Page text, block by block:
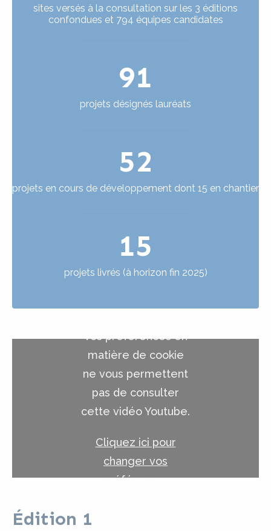
sites versés à la consultation sur les 3 éditions
confondues et 794 équipes candidates
91
projets désignés lauréats
52
projets en cours de développement dont 15 en chantier
15
projets livrés (à horizon fin 2025)
Vos préférences en
matière de cookie
ne vous permettent
pas de consulter
cette vidéo Youtube.
Cliquez ici pour
changer vos
préférences
Édition 1